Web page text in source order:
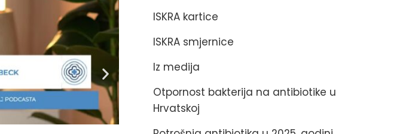
ISKRA kartice
ISKRA smjernice
Iz medija
Otpornost bakterija na antibiotike u
Hrvatskoj